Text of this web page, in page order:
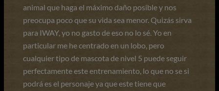
animal que haga el máximo daño posible y nos
preocupa poco que su vida sea menor. Quizás sirva
para IWAY, yo no gasto de eso no lo sé. Yo en
particular me he centrado en un lobo, pero
cualquier tipo de mascota de nivel 5 puede seguir
perfectamente este entrenamiento, lo que no se si
podrá es el personaje ya que este tiene que